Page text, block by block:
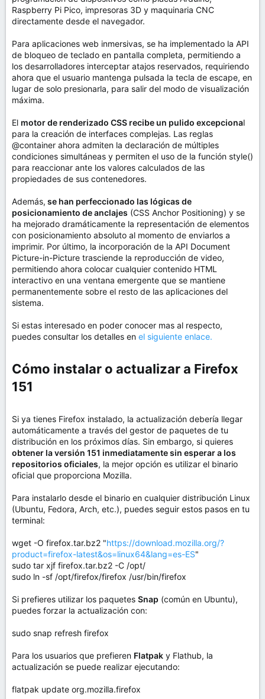
Raspberry Pi Pico, impresoras 3D y maquinaria CNC
directamente desde el navegador.
Para aplicaciones web inmersivas, se ha implementado la API
de bloqueo de teclado en pantalla completa, permitiendo a
los desarrolladores interceptar atajos reservados, requiriendo
ahora que el usuario mantenga pulsada la tecla de escape, en
lugar de solo presionarla, para salir del modo de visualización
máxima.
El motor de renderizado CSS recibe un pulido excepcional
para la creación de interfaces complejas. Las reglas
@container ahora admiten la declaración de múltiples
condiciones simultáneas y permiten el uso de la función style()
para reaccionar ante los valores calculados de las
propiedades de sus contenedores.
Además, se han perfeccionado las lógicas de
posicionamiento de anclajes (CSS Anchor Positioning) y se
ha mejorado dramáticamente la representación de elementos
con posicionamiento absoluto al momento de enviarlos a
imprimir. Por último, la incorporación de la API Document
Picture-in-Picture trasciende la reproducción de video,
permitiendo ahora colocar cualquier contenido HTML
interactivo en una ventana emergente que se mantiene
permanentemente sobre el resto de las aplicaciones del
sistema.
Si estas interesado en poder conocer mas al respecto,
puedes consultar los detalles en el siguiente enlace.
Cómo instalar o actualizar a Firefox
151​
Si ya tienes Firefox instalado, la actualización debería llegar
automáticamente a través del gestor de paquetes de tu
distribución en los próximos días. Sin embargo, si quieres
obtener la versión 151 inmediatamente sin esperar a los
repositorios oficiales, la mejor opción es utilizar el binario
oficial que proporciona Mozilla.
Para instalarlo desde el binario en cualquier distribución Linux
(Ubuntu, Fedora, Arch, etc.), puedes seguir estos pasos en tu
terminal:
wget -O firefox.tar.bz2 "https://download.mozilla.org/?
product=firefox-latest&os=linux64&lang=es-ES"
sudo tar xjf firefox.tar.bz2 -C /opt/
sudo ln -sf /opt/firefox/firefox /usr/bin/firefox
Si prefieres utilizar los paquetes Snap (común en Ubuntu),
puedes forzar la actualización con:
sudo snap refresh firefox
Para los usuarios que prefieren Flatpak y Flathub, la
actualización se puede realizar ejecutando:
flatpak update org.mozilla.firefox